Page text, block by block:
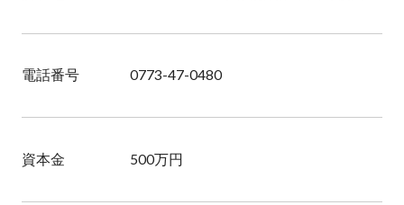
電話番号 0773-47-0480
資本金 500万円